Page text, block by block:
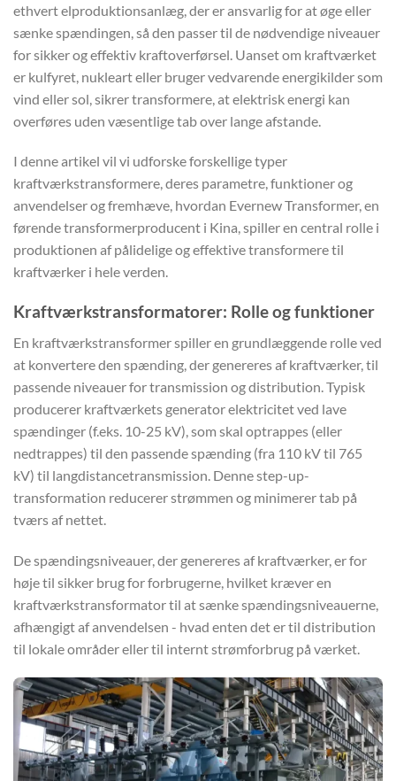
ethvert elproduktionsanlæg, der er ansvarlig for at øge eller
sænke spændingen, så den passer til de nødvendige niveauer
for sikker og effektiv kraftoverførsel. Uanset om kraftværket
er kulfyret, nukleart eller bruger vedvarende energikilder som
vind eller sol, sikrer transformere, at elektrisk energi kan
overføres uden væsentlige tab over lange afstande.
I denne artikel vil vi udforske forskellige typer
kraftværkstransformere, deres parametre, funktioner og
anvendelser og fremhæve, hvordan Evernew Transformer, en
førende transformerproducent i Kina, spiller en central rolle i
produktionen af pålidelige og effektive transformere til
kraftværker i hele verden.
Kraftværkstransformatorer: Rolle og funktioner
En kraftværkstransformer spiller en grundlæggende rolle ved
at konvertere den spænding, der genereres af kraftværker, til
passende niveauer for transmission og distribution. Typisk
producerer kraftværkets generator elektricitet ved lave
spændinger (f.eks. 10-25 kV), som skal optrappes (eller
nedtrappes) til den passende spænding (fra 110 kV til 765
kV) til langdistancetransmission. Denne step-up-
transformation reducerer strømmen og minimerer tab på
tværs af nettet.
De spændingsniveauer, der genereres af kraftværker, er for
høje til sikker brug for forbrugerne, hvilket kræver en
kraftværkstransformator til at sænke spændingsniveauerne,
afhængigt af anvendelsen - hvad enten det er til distribution
til lokale områder eller til internt strømforbrug på værket.